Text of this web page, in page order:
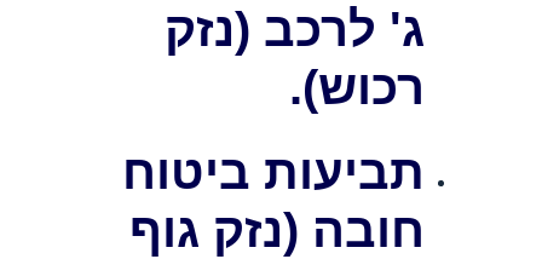
ג' לרכב (נזק
רכוש).
תביעות ביטוח
חובה (נזק גוף